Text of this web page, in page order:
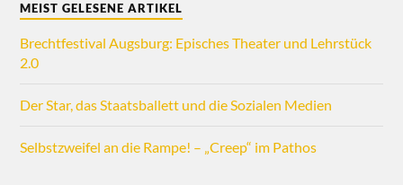
MEIST GELESENE ARTIKEL
Brechtfestival Augsburg: Episches Theater und Lehrstück
2.0
Der Star, das Staatsballett und die Sozialen Medien
Selbstzweifel an die Rampe! – „Creep“ im Pathos